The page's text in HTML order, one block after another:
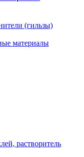
(гильзы)
материалы
растворитель